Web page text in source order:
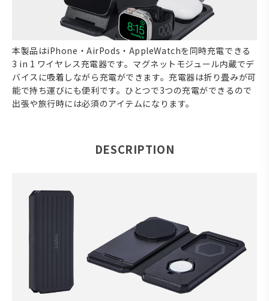
本製品はiPhone・AirPods・AppleWatchを同時充電できる
3 in 1 ワイヤレス充電器です。マグネットモジュール内蔵でデ
バイスに吸着しながら充電ができます。充電器は折り畳みが可
能で持ち運びにも便利です。ひとつで3つの充電ができるので
出張や旅行時には必須のアイテムになります。
DESCRIPTION